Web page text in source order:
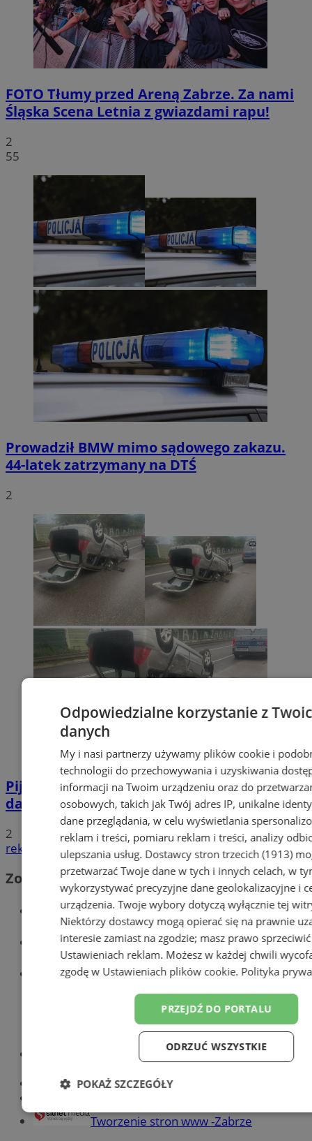
FOTO Tłumy przed Areną Zabrze. Za nami
Śląska Scena Letnia z gwiazdami rapu!
2
55
Prowadził BMW mimo sądowego zakazu.
44-latek zatrzymany na DTŚ
2
Pijana 32-latka z zakazem prowadzenia
dachowała na DK 88 w Zabrzu
2
reklama
Zobacz również
Wiadomości kryminalne w Zabrzu
Wiadomości lokalne
Wiadomości sportowe
Optyk, okulista
Największy sklep z częściami online!
Tworzenie stron www -Zabrze
Odpowiedzialne korzystanie z
danych
My i nasi partnerzy używamy plików cookie i
technologii do przechowywania i uzyskiwania
informacji na Twoim urządzeniu oraz do
osobowych, takich jak Twój adres IP, unikalne
dane przeglądania, w celu wyświetlania
reklam i treści, pomiaru reklam i treści, analizy
ulepszania usług. Dostawcy stron trzecich (1913)
przetwarzać Twoje dane w tych i innych celach, w
wykorzystywać precyzyjne dane geolokalizacyjne i
urządzenia. Twoje wybory dotyczą wyłącznie tej
Niektórzy dostawcy mogą opierać się na prawnie
interesie zamiast na zgodzie; masz prawo
Ustawieniach reklam. Możesz w każdej chwili
zgodę w Ustawieniach plików cookie. Polityka
PRZEJDŹ DO PORTALU
ODRZUĆ WSZYSTKIE
POKAŻ SZCZEGÓŁY
Niezbędne Wydajność Targetowanie